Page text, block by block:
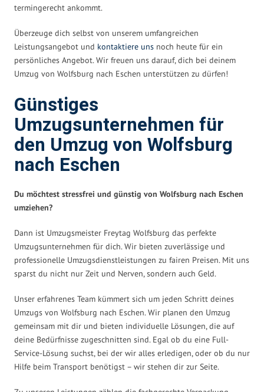
termingerecht ankommt.
Überzeuge dich selbst von unserem umfangreichen
Leistungsangebot und kontaktiere uns noch heute für ein
persönliches Angebot. Wir freuen uns darauf, dich bei deinem
Umzug von Wolfsburg nach Eschen unterstützen zu dürfen!
Günstiges
Umzugsunternehmen für
den Umzug von Wolfsburg
nach Eschen
Du möchtest stressfrei und günstig von Wolfsburg nach Eschen
umziehen?
Dann ist Umzugsmeister Freytag Wolfsburg das perfekte
Umzugsunternehmen für dich. Wir bieten zuverlässige und
professionelle Umzugsdienstleistungen zu fairen Preisen. Mit uns
sparst du nicht nur Zeit und Nerven, sondern auch Geld.
Unser erfahrenes Team kümmert sich um jeden Schritt deines
Umzugs von Wolfsburg nach Eschen. Wir planen den Umzug
gemeinsam mit dir und bieten individuelle Lösungen, die auf
deine Bedürfnisse zugeschnitten sind. Egal ob du eine Full-
Service-Lösung suchst, bei der wir alles erledigen, oder ob du nur
Hilfe beim Transport benötigst – wir stehen dir zur Seite.